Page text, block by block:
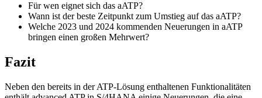
Für wen eignet sich das aATP?
Wann ist der beste Zeitpunkt zum Umstieg auf das aATP?
Welche 2023 und 2024 kommenden Neuerungen in aATP
bringen einen großen Mehrwert?
Fazit
Neben den bereits in der ATP-Lösung enthaltenen Funktionalitäten